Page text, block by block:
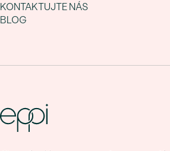
KONTAKTUJTE NÁS
BLOG